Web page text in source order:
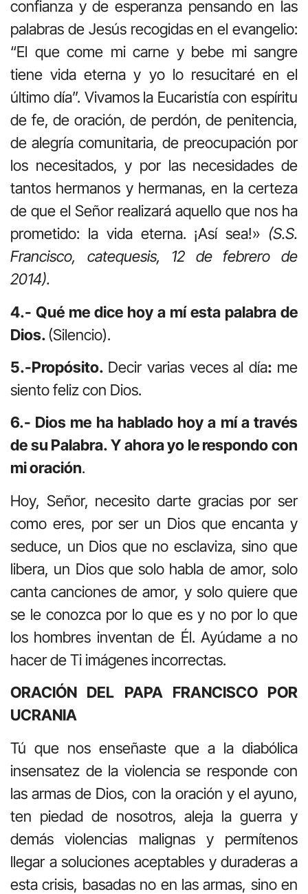
confianza y de esperanza pensando en las
palabras de Jesús recogidas en el evangelio:
“El que come mi carne y bebe mi sangre
tiene vida eterna y yo lo resucitaré en el
último día”. Vivamos la Eucaristía con espíritu
de fe, de oración, de perdón, de penitencia,
de alegría comunitaria, de preocupación por
los necesitados, y por las necesidades de
tantos hermanos y hermanas, en la certeza
de que el Señor realizará aquello que nos ha
prometido: la vida eterna. ¡Así sea!» (S.S.
Francisco, catequesis, 12 de febrero de
2014).
4.- Qué me dice hoy a mí esta palabra de
Dios.(Silencio).
5.-Propósito. Decir varias veces al día: me
siento feliz con Dios.
6.- Dios me ha hablado hoy a mí a través
de su Palabra. Y ahora yo le respondo con
mi oración.
Hoy, Señor, necesito darte gracias por ser
como eres, por ser un Dios que encanta y
seduce, un Dios que no esclaviza, sino que
libera, un Dios que solo habla de amor, solo
canta canciones de amor, y solo quiere que
se le conozca por lo que es y no por lo que
los hombres inventan de Él. Ayúdame a no
hacer de Ti imágenes incorrectas.
ORACIÓN DEL PAPA FRANCISCO POR
UCRANIA
Tú que nos enseñaste que a la diabólica
insensatez de la violencia se responde con
las armas de Dios, con la oración y el ayuno,
ten piedad de nosotros, aleja la guerra y
demás violencias malignas y permítenos
llegar a soluciones aceptables y duraderas a
esta crisis, basadas no en las armas, sino en